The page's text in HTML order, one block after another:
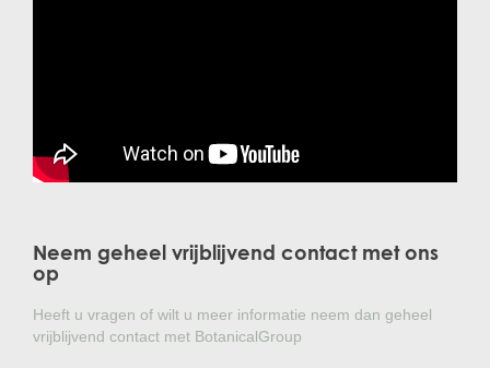
Neem geheel vrijblijvend contact met ons
op
Heeft u vragen of wilt u meer informatie neem dan geheel
vrijblijvend contact met BotanicalGroup